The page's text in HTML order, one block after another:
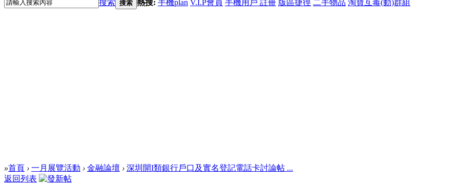
搜索 搜索 熱搜: 手機plan V.I.P會員 手機用戶 註冊 版區捷徑 二手物品 淘寶互毒(動)群組
»首頁 › 一月展覽活動 › 金融論壇 › 深圳開I類銀行戶口及實名登記電話卡討論帖 ...
返回列表